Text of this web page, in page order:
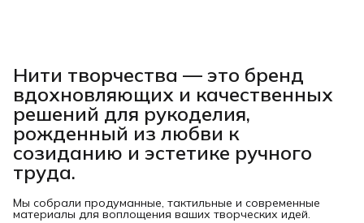
Нити творчества — это бренд
вдохновляющих и качественных
решений для рукоделия,
рожденный из любви к
созиданию и эстетике ручного
труда.
Мы собрали продуманные, тактильные и современные
материалы для воплощения ваших творческих идей.